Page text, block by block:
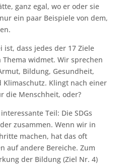
ganz egal, wo er oder sie
ein paar Beispiele von dem,
ist, dass jedes der 17 Ziele
widmet. Wir sprechen
Bildung, Gesundheit,
Klimaschutz. Klingt nach einer
die Menschheit, oder?
Teil: Die SDGs
zusammen. Wenn wir in
machen, hat das oft
auf andere Bereiche. Zum
der Bildung (Ziel Nr. 4)